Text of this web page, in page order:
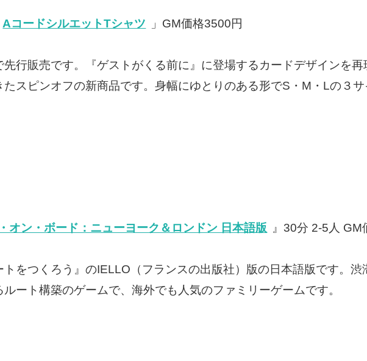
AコードシルエットTシャツ 」GM価格3500円
先行販売です。『ゲストがくる前に』に登場するカードデザインを
たスピンオフの新商品です。身幅にゆとりのある形でS・M・Lの３サ
オン・ボード：ニューヨーク＆ロンドン 日本語版 』30分 2-5人 GM
トをつくろう』のIELLO（フランスの出版社）版の日本語版です。
ルート構築のゲームで、海外でも人気のファミリーゲームです。